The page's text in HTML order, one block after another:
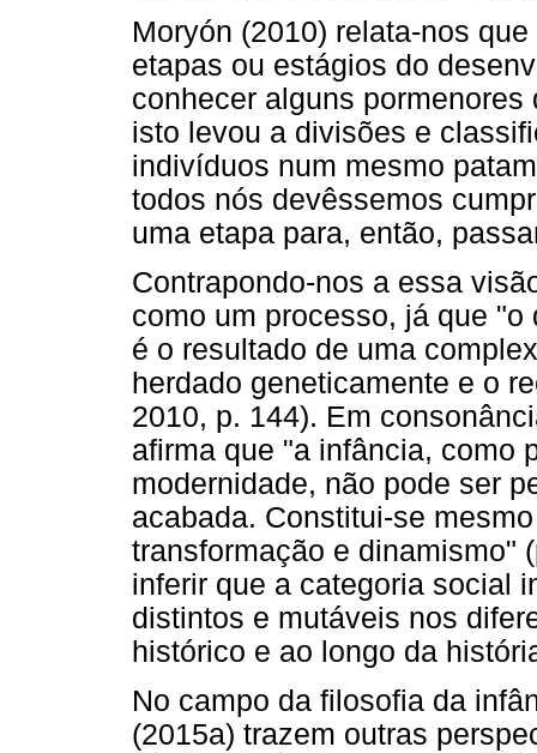
Moryón (2010) relata-nos
etapas ou estágios do
conhecer alguns
isto levou a divisões e
indivíduos num mesmo
todos nós devêssemos
uma etapa para, então,
Contrapondo-nos a essa
como um processo, já que
é o resultado de uma
herdado geneticamente e o
2010, p. 144). Em
afirma que "a infância, como
modernidade, não pode ser
acabada. Constitui-se
transformação e dinamismo"
inferir que a categoria social
distintos e mutáveis nos
histórico e ao longo da
No campo da filosofia da
(2015a) trazem outras